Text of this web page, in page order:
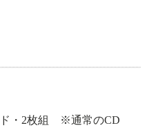
ド・2枚組 ※通常のCD